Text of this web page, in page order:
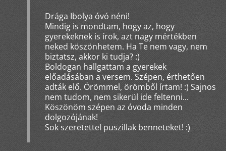
Drága Ibolya óvó néni!
Mindig is mondtam, hogy az, hogy
gyerekeknek is írok, azt nagy mértékben
neked köszönhetem. Ha Te nem vagy, nem
biztatsz, akkor ki tudja? :)
Boldogan hallgattam a gyerekek
előadásában a versem. Szépen, érthetően
adták elő. Örömmel, örömből írtam! :) Sajnos
nem tudom, nem sikerül ide feltenni...
Köszönöm szépen az óvoda minden
dolgozójának!
Sok szeretettel puszillak benneteket! :)